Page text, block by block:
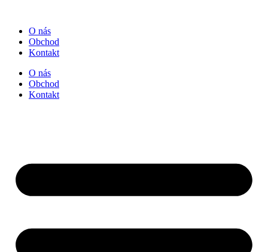
O nás
Obchod
Kontakt
O nás
Obchod
Kontakt